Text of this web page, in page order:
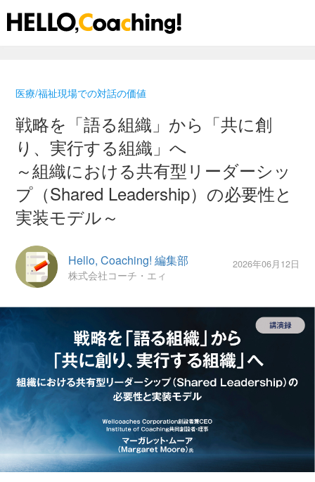
医療/福祉現場での対話の価値
戦略を「語る組織」から「共に創
り、実行する組織」へ
～組織における共有型リーダーシッ
プ（Shared Leadership）の必要性と
実装モデル～
Hello, Coaching! 編集部
株式会社コーチ・エィ
2026年06月12日